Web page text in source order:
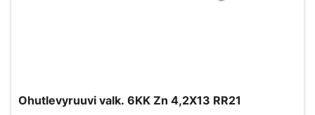
Ohutlevyruuvi valk. 6KK Zn 4,2X13 RR21